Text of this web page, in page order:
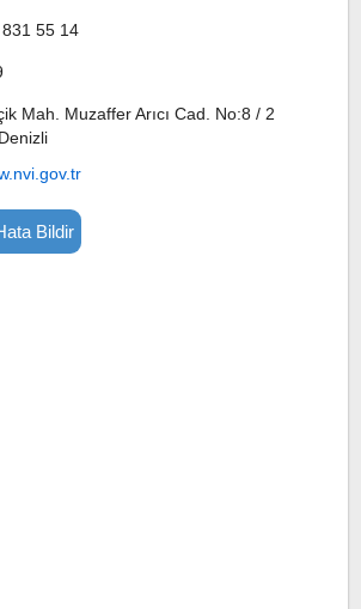
55 14
Mah. Muzaffer Arıcı Cad. No:8 / 2
Bildir